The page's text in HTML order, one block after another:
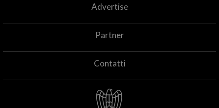
Advertise
Partner
Contatti